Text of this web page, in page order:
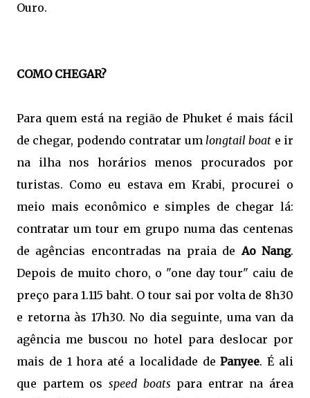
Ouro.
COMO CHEGAR?
Para quem está na região de Phuket é mais fácil
de chegar, podendo contratar um longtail boat e ir
na ilha nos horários menos procurados por
turistas. Como eu estava em Krabi, procurei o
meio mais econômico e simples de chegar lá:
contratar um tour em grupo numa das centenas
de agências encontradas na praia deAo Nang.
Depois de muito choro, o "one day tour" caiu de
preço para 1.115 baht. O tour sai por volta de 8h30
e retorna às 17h30. No dia seguinte, uma van da
agência me buscou no hotel para deslocar por
mais de 1 hora até a localidade dePanyee. É ali
que partem os speed boats para entrar na área